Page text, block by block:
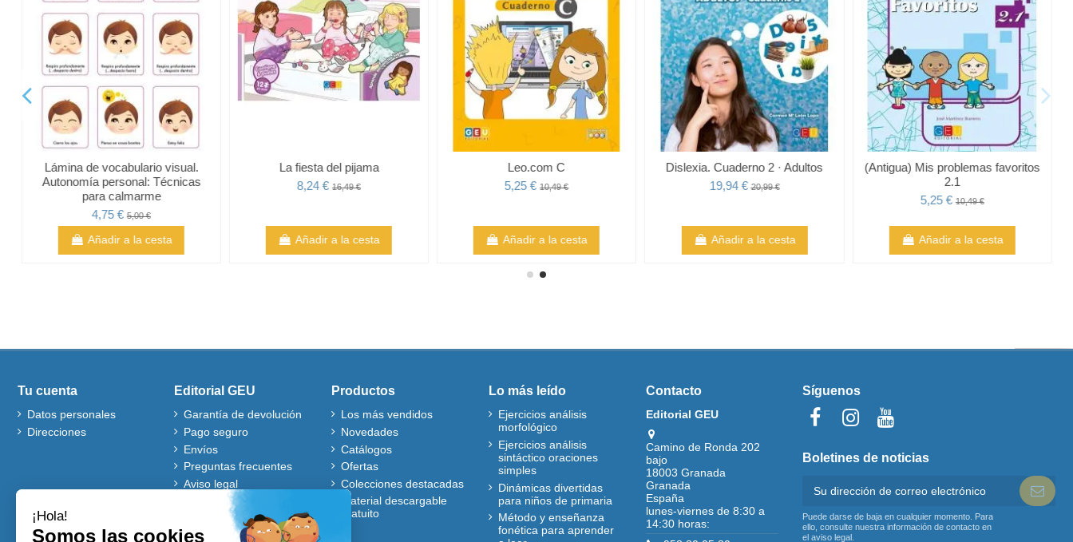
Lámina de vocabulario visual.
Autonomía personal: Técnicas
para calmarme
4,75 €5,00 €
Añadir a la cesta
La fiesta del pijama
8,24 € 16,49 €
Añadir a la cesta
Leo.com C
5,25 €10,49 €
Añadir a la cesta
Dislexia. Cuaderno 2 · Adultos
19,94 €20,99 €
Añadir a la cesta
(Antigua) Mis problemas favoritos
2.1
5,25 €10,49 €
Añadir a la cesta
Tu cuenta
Datos personales
Direcciones
Editorial GEU
Garantía de devolución
Pago seguro
Envíos
Preguntas frecuentes
Aviso legal
Quiénes somos
Política de cookies
Autores
Productos
Los más vendidos
Novedades
Catálogos
Ofertas
Colecciones destacadas
Material descargable
gratuito
Lo más leído
Ejercicios análisis
morfológico
Ejercicios análisis
sintáctico oraciones
simples
Dinámicas divertidas
para niños de primaria
Método y enseñanza
fonética para aprender
Contacto
Editorial GEU
Camino de Ronda 202
bajo
18003 Granada
Granada
España
lunes-viernes de 8:30 a
14:30 horas:
Síguenos
Boletines de noticias
Puede darse de baja en cualquier momento. Para
ello, consulte nuestra información de contacto en
el aviso legal.